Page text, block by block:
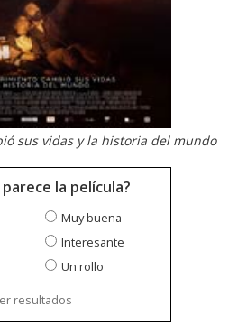
sus vidas y la historia del mundo
la película?
Muy buena
Interesante
Un rollo
resultados